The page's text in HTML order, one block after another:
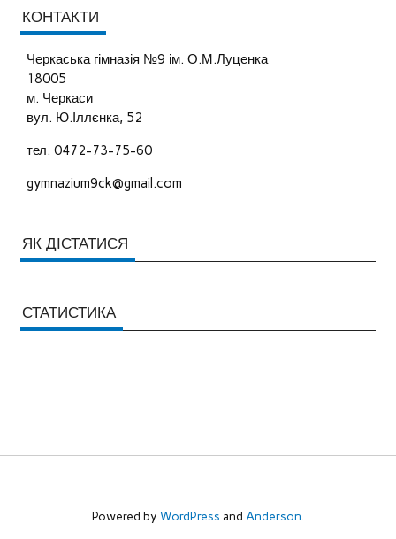
КОНТАКТИ
Черкаська гімназія №9 ім. О.М.Луценка
18005
м. Черкаси
вул. Ю.Іллєнка, 52
тел. 0472-73-75-60
gymnazium9ck@gmail.com
ЯК ДІСТАТИСЯ
СТАТИСТИКА
Powered by WordPress and Anderson.